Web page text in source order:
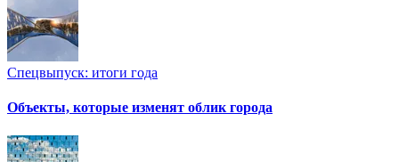
Спецвыпуск: итоги года
Объекты, которые изменят облик города